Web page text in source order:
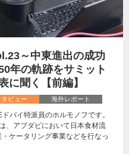
～中東進出の成功
年の軌跡をサミット
に聞く【前編】
ビュー 海外レポート
バイ特派員のホルモノフです。
、アブダビにおいて日本食材流
ケータリング事業などを行なっ